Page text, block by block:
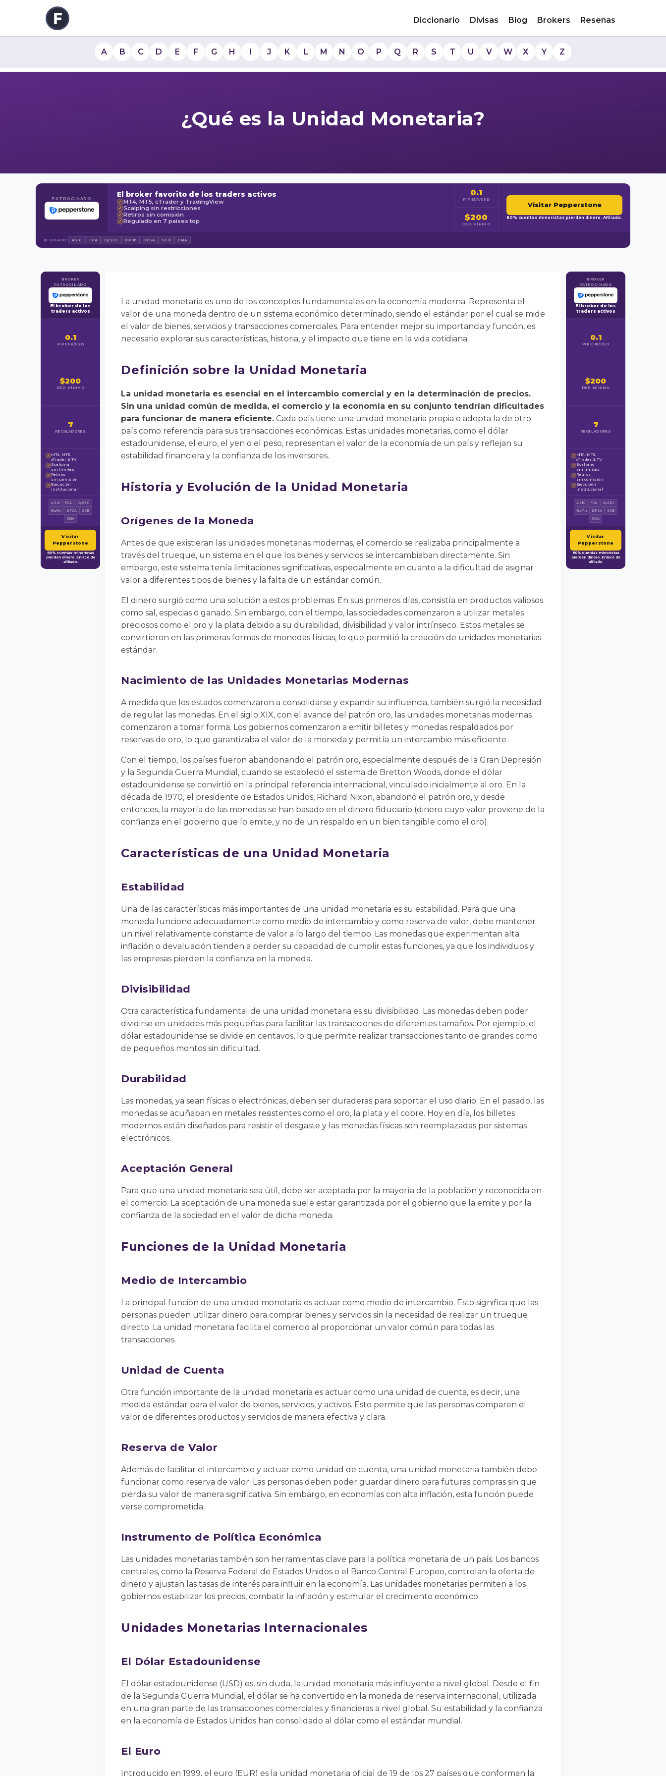
Diccionario Divisas Blog Brokers Reseñas
A B C D E F G H I J K L M N O P Q R S T U V W X Y Z
¿Qué es la Unidad Monetaria?
PATROCINADO El broker favorito de los traders activos
✓ MT4, MT5, cTrader y TradingView
✓ Scalping sin restricciones
✓ Retiros sin comisión
✓ Regulado en 7 países top
0.1
PIP EUR/USD
$200
DEP. MÍNIMO
Visitar Pepperstone
80% cuentas minoristas pierden dinero. Afiliado.
REGULADO: ASIC FCA CySEC BaFin DFSA SCB CMA
BROKER
PATROCINADO
El broker de los
traders activos
0.1
PIP EUR/USD
$200
DEP. MÍNIMO
7
REGULADORES
✓ MT4, MT5,
cTrader & TV
✓ Scalping
sin límites
✓ Retiros
sin comisión
✓ Ejecución
institucional
ASIC FCA
CySEC
BaFin
DFSA
SCB
CMA
Visitar
Pepperstone
80% cuentas minoristas
pierden dinero. Enlace de
afiliado.
La unidad monetaria es uno de los conceptos fundamentales en la economía moderna. Representa el
valor de una moneda dentro de un sistema económico determinado, siendo el estándar por el cual se mide
el valor de bienes, servicios y transacciones comerciales. Para entender mejor su importancia y función, es
necesario explorar sus características, historia, y el impacto que tiene en la vida cotidiana.
Definición sobre la Unidad Monetaria
La unidad monetaria es esencial en el intercambio comercial y en la determinación de precios.
Sin una unidad común de medida, el comercio y la economía en su conjunto tendrían dificultades
para funcionar de manera eficiente. Cada país tiene una unidad monetaria propia o adopta la de otro
país como referencia para sus transacciones económicas. Estas unidades monetarias, como el dólar
estadounidense, el euro, el yen o el peso, representan el valor de la economía de un país y reflejan su
estabilidad financiera y la confianza de los inversores.
Historia y Evolución de la Unidad Monetaria
Orígenes de la Moneda
Antes de que existieran las unidades monetarias modernas, el comercio se realizaba principalmente a
través del trueque, un sistema en el que los bienes y servicios se intercambiaban directamente. Sin
embargo, este sistema tenía limitaciones significativas, especialmente en cuanto a la dificultad de asignar
valor a diferentes tipos de bienes y la falta de un estándar común.
El dinero surgió como una solución a estos problemas. En sus primeros días, consistía en productos valiosos
como sal, especias o ganado. Sin embargo, con el tiempo, las sociedades comenzaron a utilizar metales
preciosos como el oro y la plata debido a su durabilidad, divisibilidad y valor intrínseco. Estos metales se
convirtieron en las primeras formas de monedas físicas, lo que permitió la creación de unidades monetarias
estándar.
Nacimiento de las Unidades Monetarias Modernas
A medida que los estados comenzaron a consolidarse y expandir su influencia, también surgió la necesidad
de regular las monedas. En el siglo XIX, con el avance del patrón oro, las unidades monetarias modernas
comenzaron a tomar forma. Los gobiernos comenzaron a emitir billetes y monedas respaldados por
reservas de oro, lo que garantizaba el valor de la moneda y permitía un intercambio más eficiente.
Con el tiempo, los países fueron abandonando el patrón oro, especialmente después de la Gran Depresión
y la Segunda Guerra Mundial, cuando se estableció el sistema de Bretton Woods, donde el dólar
estadounidense se convirtió en la principal referencia internacional, vinculado inicialmente al oro. En la
década de 1970, el presidente de Estados Unidos, Richard Nixon, abandonó el patrón oro, y desde
entonces, la mayoría de las monedas se han basado en el dinero fiduciario (dinero cuyo valor proviene de la
confianza en el gobierno que lo emite, y no de un respaldo en un bien tangible como el oro).
Características de una Unidad Monetaria
Estabilidad
Una de las características más importantes de una unidad monetaria es su estabilidad. Para que una
moneda funcione adecuadamente como medio de intercambio y como reserva de valor, debe mantener
un nivel relativamente constante de valor a lo largo del tiempo. Las monedas que experimentan alta
inflación o devaluación tienden a perder su capacidad de cumplir estas funciones, ya que los individuos y
las empresas pierden la confianza en la moneda.
Divisibilidad
Otra característica fundamental de una unidad monetaria es su divisibilidad. Las monedas deben poder
dividirse en unidades más pequeñas para facilitar las transacciones de diferentes tamaños. Por ejemplo, el
dólar estadounidense se divide en centavos, lo que permite realizar transacciones tanto de grandes como
de pequeños montos sin dificultad.
Durabilidad
Las monedas, ya sean físicas o electrónicas, deben ser duraderas para soportar el uso diario. En el pasado, las
monedas se acuñaban en metales resistentes como el oro, la plata y el cobre. Hoy en día, los billetes
modernos están diseñados para resistir el desgaste y las monedas físicas son reemplazadas por sistemas
electrónicos.
Aceptación General
Para que una unidad monetaria sea útil, debe ser aceptada por la mayoría de la población y reconocida en
el comercio. La aceptación de una moneda suele estar garantizada por el gobierno que la emite y por la
confianza de la sociedad en el valor de dicha moneda.
Funciones de la Unidad Monetaria
Medio de Intercambio
La principal función de una unidad monetaria es actuar como medio de intercambio. Esto significa que las
personas pueden utilizar dinero para comprar bienes y servicios sin la necesidad de realizar un trueque
directo. La unidad monetaria facilita el comercio al proporcionar un valor común para todas las
transacciones.
Unidad de Cuenta
Otra función importante de la unidad monetaria es actuar como una unidad de cuenta, es decir, una
medida estándar para el valor de bienes, servicios, y activos. Esto permite que las personas comparen el
valor de diferentes productos y servicios de manera efectiva y clara.
Reserva de Valor
Además de facilitar el intercambio y actuar como unidad de cuenta, una unidad monetaria también debe
funcionar como reserva de valor. Las personas deben poder guardar dinero para futuras compras sin que
pierda su valor de manera significativa. Sin embargo, en economías con alta inflación, esta función puede
verse comprometida.
Instrumento de Política Económica
Las unidades monetarias también son herramientas clave para la política monetaria de un país. Los bancos
centrales, como la Reserva Federal de Estados Unidos o el Banco Central Europeo, controlan la oferta de
dinero y ajustan las tasas de interés para influir en la economía. Las unidades monetarias permiten a los
gobiernos estabilizar los precios, combatir la inflación y estimular el crecimiento económico.
Unidades Monetarias Internacionales
El Dólar Estadounidense
El dólar estadounidense (USD) es, sin duda, la unidad monetaria más influyente a nivel global. Desde el fin
de la Segunda Guerra Mundial, el dólar se ha convertido en la moneda de reserva internacional, utilizada
en una gran parte de las transacciones comerciales y financieras a nivel global. Su estabilidad y la confianza
en la economía de Estados Unidos han consolidado al dólar como el estándar mundial.
El Euro
Introducido en 1999, el euro (EUR) es la unidad monetaria oficial de 19 de los 27 países que conforman la
BROKER
PATROCINADO
El broker de los
traders activos
0.1
PIP EUR/USD
$200
DEP. MÍNIMO
7
REGULADORES
✓ MT4, MT5,
cTrader & TV
✓ Scalping
sin límites
✓ Retiros
sin comisión
✓ Ejecución
institucional
ASIC FCA
CySEC
BaFin
DFSA
SCB
CMA
Visitar
Pepperstone
80% cuentas minoristas
pierden dinero. Enlace de
afiliado.